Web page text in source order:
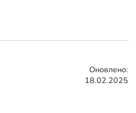
Оновлено:
18.02.2025